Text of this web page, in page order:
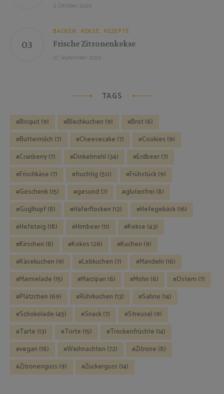
3. Oktober 2025
BACKEN KEKSE REZEPTE
Frische Zitronenkekse
21. September 2025
TAGS
Bisquit(9) Blechkuchen (9) Brot(6)
Buttermilch (7) Cheesecake (7) Cookies (9)
Cranberry(7) Dinkelmehl (34) Erdbeer(7)
Frischkäse (7) fruchtig (50) Frühstück(9)
Geschenk(15) gesund (7) glutenfrei (8)
Guglhupf(8) Haferflocken (12) Hefegebäck(16)
Hefeteig (18) Himbeer(11) Kekse (43)
Kirschen (8) Kokos (26) Kuchen (9)
Käsekuchen (9) Lebkuchen (7) Mandeln (16)
Marmelade (15) Marzipan (6) Mohn (6) Ostern (7)
Plätzchen (69) Rührkuchen (13) Sahne (14)
Schokolade (45) Snack(7) Streusel (9)
Tarte (13) Torte (15) Trockenfrüchte (14)
vegan (18) Weihnachten (72) Zitrone (8)
Zitronenguss (9) Zuckerguss (14)